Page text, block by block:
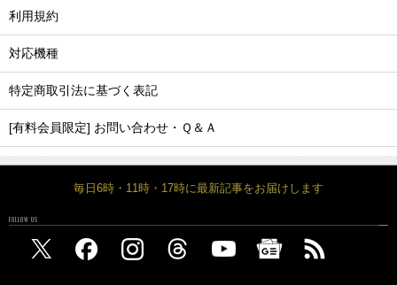
利用規約
対応機種
特定商取引法に基づく表記
[有料会員限定] お問い合わせ・Ｑ＆Ａ
毎日6時・11時・17時に最新記事をお届けします
FOLLOW US